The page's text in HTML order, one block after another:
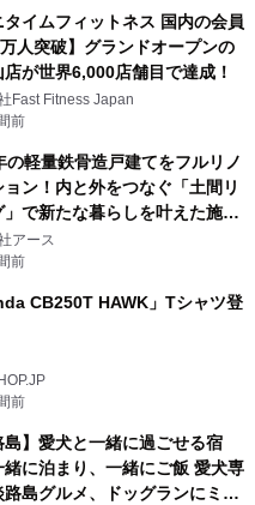
タイムフィットネス 国内の会員
人突破】グランドオープンの
店が世界6,000店舗目で達成！
Fast Fitness Japan
前
の軽量鉄骨造戸建てをフルリノ
ョン！内と外をつなぐ「土間リ
」で新たな暮らしを叶えた施工
式会社アースが公開
アース
前
CB250T HAWK」Tシャツ登
前
島】愛犬と一緒に過ごせる宿
緒に泊まり、一緒にご飯 愛犬専
路島グルメ、ドッグランにミニ